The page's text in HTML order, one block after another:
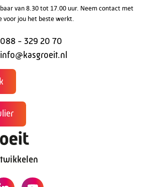
van 8.30 tot 17.00 uur. Neem contact met
voor jou het beste werkt.
088 - 329 20 70
info@kasgroeit.nl